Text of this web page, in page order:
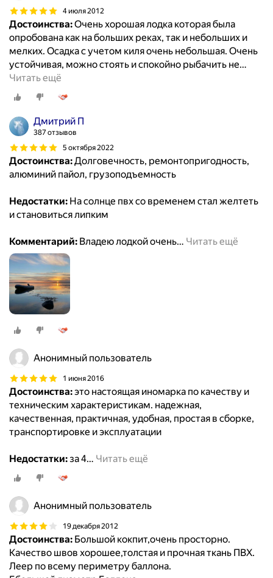
4 июля 2012
Достоинства:Очень хорошая лодка которая была
опробована как на больших реках, так и небольших и
мелких. Осадка с учетом киля очень небольшая. Очень
устойчивая, можно стоять и спокойно рыбачить не…
Читать ещё
Дмитрий П
387 отзывов
5 октября 2022
Достоинства:Долговечность, ремонтопригодность,
алюминий пайол, грузоподъемность
Недостатки: На солнце пвх со временем стал желтеть
и становиться липким
Комментарий: Владею лодкой очень… Читать ещё
Анонимный пользователь
1 июня 2016
Достоинства:это настоящая иномарка по качеству и
техническим характеристикам. надежная,
качественная, практичная, удобная, простая в сборке,
транспортировке и эксплуатации
Недостатки:за 4… Читать ещё
Анонимный пользователь
19 декабря 2012
Достоинства: Большой кокпит,очень просторно.
Качество швов хорошее,толстая и прочная ткань ПВХ.
Леер по всему периметру баллона.